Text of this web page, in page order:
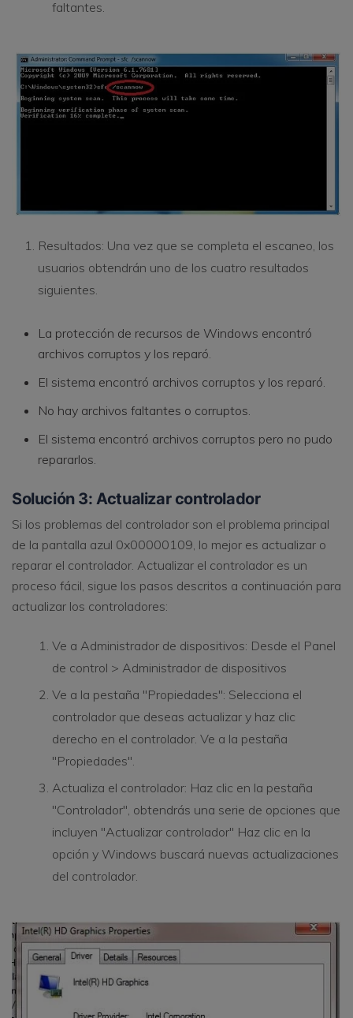
faltantes.
Resultados: Una vez que se completa el escaneo, los
usuarios obtendrán uno de los cuatro resultados
siguientes.
La protección de recursos de Windows encontró
archivos corruptos y los reparó.
El sistema encontró archivos corruptos y los reparó.
No hay archivos faltantes o corruptos.
El sistema encontró archivos corruptos pero no pudo
repararlos.
Solución 3: Actualizar controlador
Si los problemas del controlador son el problema principal
de la pantalla azul 0x00000109, lo mejor es actualizar o
reparar el controlador. Actualizar el controlador es un
proceso fácil, sigue los pasos descritos a continuación para
actualizar los controladores:
Ve a Administrador de dispositivos: Desde el Panel
de control > Administrador de dispositivos
Ve a la pestaña "Propiedades": Selecciona el
controlador que deseas actualizar y haz clic
derecho en el controlador. Ve a la pestaña
"Propiedades".
Actualiza el controlador: Haz clic en la pestaña
"Controlador", obtendrás una serie de opciones que
incluyen "Actualizar controlador" Haz clic en la
opción y Windows buscará nuevas actualizaciones
del controlador.